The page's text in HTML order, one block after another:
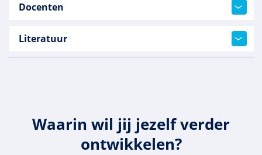
Docenten
Literatuur
Waarin wil jij jezelf verder
ontwikkelen?